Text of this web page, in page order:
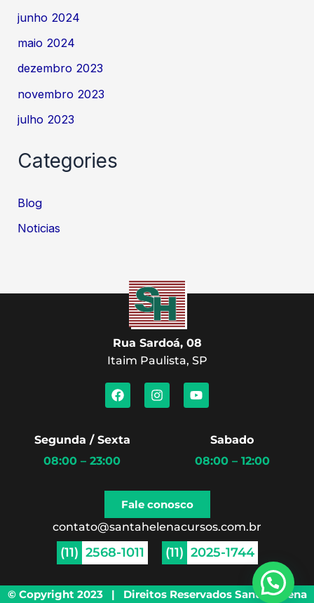
junho 2024
maio 2024
dezembro 2023
novembro 2023
julho 2023
Categories
Blog
Noticias
Rua Sardoá, 08
Itaim Paulista, SP
F
a
c
b
o
I
n
s
m
Y
o
u
e
Segunda / Sexta
08:00 – 23:00
Sabado
08:00 – 12:00
Fale conosco
contato@santahelenacursos.com.br
(11) 2568-1011 (11) 2025-1744
© Copyright 2023 | Direitos Reservados Santa Helena